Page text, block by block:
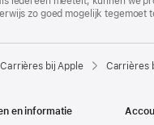
zo goed mogelijk tegemoet
Carrières bij Apple Carrières
en informatie